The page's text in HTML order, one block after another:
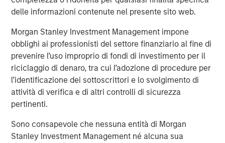
delle informazioni contenute nel presente sito web.
Morgan Stanley Investment Management impone
obblighi ai professionisti del settore finanziario al fine di
prevenire l’uso improprio di fondi di investimento per il
riciclaggio di denaro, tra cui l’adozione di procedure per
l’identificazione dei sottoscrittori e lo svolgimento di
attività di verifica e di altri controlli di sicurezza
pertinenti.
Sono consapevole che nessuna entità di Morgan
Stanley Investment Management né alcuna sua
finance, data centers, and other end markets. For more
About Morgan Stanley Capital Partners
Morgan Stanley Capital Partners, part of Morgan Stanley
Investment Management, is a leading middle-market
private equity platform that has invested capital for over
three decades. Morgan Stanley Capital Partners focuses
on privately negotiated equity and equity-related
investments primarily in North America and seeks to
create value in portfolio companies primarily in a series